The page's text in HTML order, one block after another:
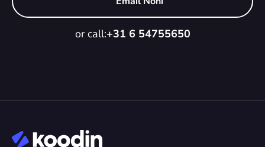
or call:+31 6 54755650